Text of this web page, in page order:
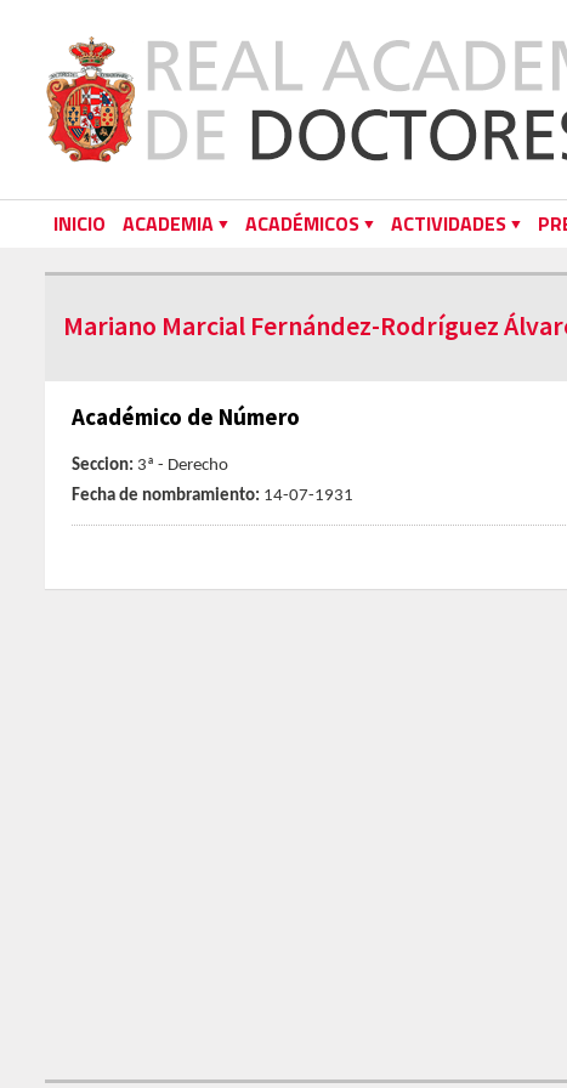
INICIO ACADEMIA ACADÉMICOS ACTIVIDADES
Mariano Marcial Fernández-Rodríguez
Académico de Número
Seccion: 3ª - Derecho
Fecha de nombramiento: 14-07-1931